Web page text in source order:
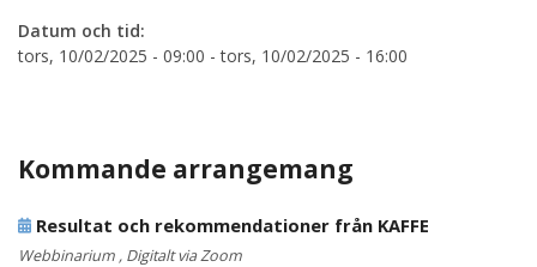
Datum och tid:
tors, 10/02/2025 - 09:00 -tors, 10/02/2025 - 16:00
Kommande arrangemang
Resultat och rekommendationer från KAFFE
Webbinarium , Digitalt via Zoom